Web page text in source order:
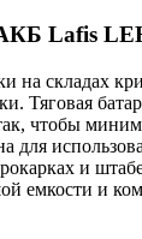
Lafis
на складах
Тяговая
чтобы
для
и
емкости и